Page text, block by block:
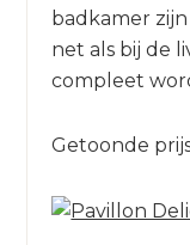
badkamer
net als bij de
compleet
Getoonde